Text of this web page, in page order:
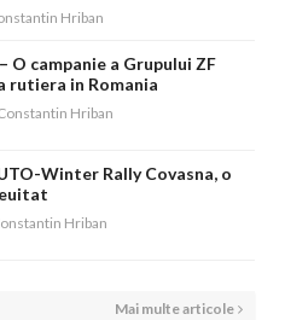
Hriban
O campanie a Grupului ZF
rutiera in Romania
Hriban
Winter Rally Covasna, o
Hriban
Mai multe articole